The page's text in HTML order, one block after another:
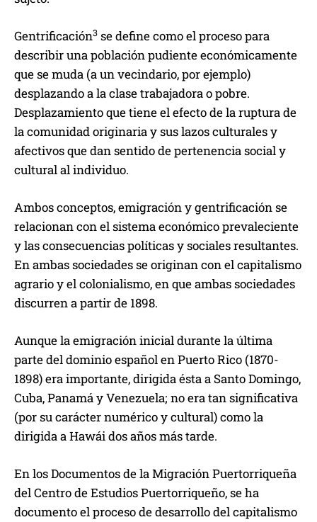
Gentrificación3 se define como el proceso para
describir una población pudiente económicamente
que se muda (a un vecindario, por ejemplo)
desplazando a la clase trabajadora o pobre.
Desplazamiento que tiene el efecto de la ruptura de
la comunidad originaria y sus lazos culturales y
afectivos que dan sentido de pertenencia social y
cultural al individuo.
Ambos conceptos, emigración y gentrificación se
relacionan con el sistema económico prevaleciente
y las consecuencias políticas y sociales resultantes.
En ambas sociedades se originan con el capitalismo
agrario y el colonialismo, en que ambas sociedades
discurren a partir de 1898.
Aunque la emigración inicial durante la última
parte del dominio español en Puerto Rico (1870-
1898) era importante, dirigida ésta a Santo Domingo,
Cuba, Panamá y Venezuela; no era tan significativa
(por su carácter numérico y cultural) como la
dirigida a Hawái dos años más tarde.
En los Documentos de la Migración Puertorriqueña
del Centro de Estudios Puertorriqueño, se ha
documento el proceso de desarrollo del capitalismo